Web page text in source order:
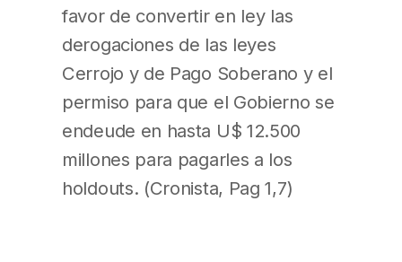
favor de convertir en ley las
derogaciones de las leyes
Cerrojo y de Pago Soberano y el
permiso para que el Gobierno se
endeude en hasta U$ 12.500
millones para pagarles a los
holdouts. (Cronista, Pag 1,7)